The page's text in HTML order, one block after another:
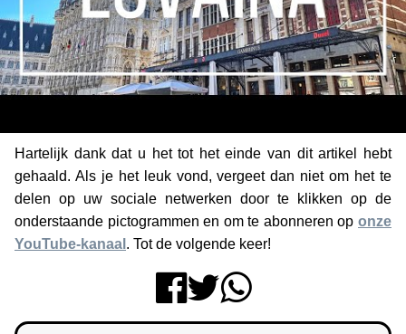
Hartelijk dank dat u het tot het einde van dit artikel hebt
gehaald. Als je het leuk vond, vergeet dan niet om het te
delen op uw sociale netwerken door te klikken op de
onderstaande pictogrammen en om te abonneren op onze
YouTube-kanaal . Tot de volgende keer!